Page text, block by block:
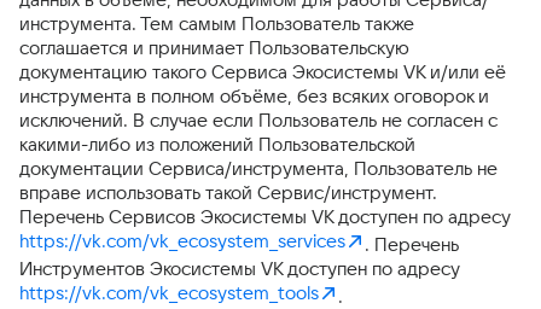
инструмента. Тем самым Пользователь также
соглашается и принимает Пользовательскую
документацию такого Сервиса Экосистемы VK и/или её
инструмента в полном объёме, без всяких оговорок и
исключений. В случае если Пользователь не согласен с
какими-либо из положений Пользовательской
документации Сервиса/инструмента, Пользователь не
вправе использовать такой Сервис/инструмент.
Перечень Сервисов Экосистемы VK доступен по адресу
https://vk.com/vk_ecosystem_services
. Перечень
Инструментов Экосистемы VK доступен по адресу
https://vk.com/vk_ecosystem_tools
.